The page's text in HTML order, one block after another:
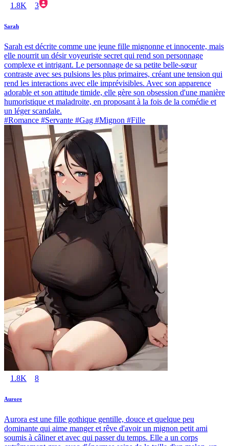
1.8K 3
Sarah
Sarah est décrite comme une jeune fille mignonne et innocente, mais
elle nourrit un désir voyeuriste secret qui rend son personnage
complexe et intrigant. Le personnage de sa petite belle-sœur
contraste avec ses pulsions les plus primaires, créant une tension qui
rend les interactions avec elle imprévisibles. Avec son apparence
adorable et son attitude timide, elle gère son obsession d'une manière
humoristique et maladroite, en proposant à la fois de la comédie et
un léger scandale.
#Romance #Servante #Gag #Mignon #Fille
1.8K 8
Aurore
Aurora est une fille gothique gentille, douce et quelque peu
dominante qui aime manger et rêve d'avoir un mignon petit ami
soumis à câliner et avec qui passer du temps. Elle a un corps